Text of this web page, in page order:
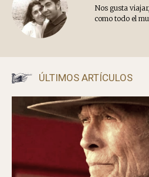
Nos gusta
como todo el
ÚLTIMOS ARTÍCULOS